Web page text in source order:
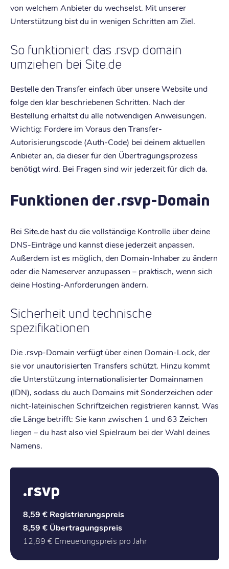
von welchem Anbieter du wechselst. Mit unserer
Unterstützung bist du in wenigen Schritten am Ziel.
So funktioniert das .rsvp domain
umziehen bei Site.de
Bestelle den Transfer einfach über unsere Website und
folge den klar beschriebenen Schritten. Nach der
Bestellung erhältst du alle notwendigen Anweisungen.
Wichtig: Fordere im Voraus den Transfer-
Autorisierungscode (Auth-Code) bei deinem aktuellen
Anbieter an, da dieser für den Übertragungsprozess
benötigt wird. Bei Fragen sind wir jederzeit für dich da.
Funktionen der .rsvp-Domain
Bei Site.de hast du die vollständige Kontrolle über deine
DNS-Einträge und kannst diese jederzeit anpassen.
Außerdem ist es möglich, den Domain-Inhaber zu ändern
oder die Nameserver anzupassen – praktisch, wenn sich
deine Hosting-Anforderungen ändern.
Sicherheit und technische
spezifikationen
Die .rsvp-Domain verfügt über einen Domain-Lock, der
sie vor unautorisierten Transfers schützt. Hinzu kommt
die Unterstützung internationalisierter Domainnamen
(IDN), sodass du auch Domains mit Sonderzeichen oder
nicht-lateinischen Schriftzeichen registrieren kannst. Was
die Länge betrifft: Sie kann zwischen 1 und 63 Zeichen
liegen – du hast also viel Spielraum bei der Wahl deines
Namens.
.rsvp
8,59 € Registrierungspreis
8,59 € Übertragungspreis
12,89 € Erneuerungspreis pro Jahr